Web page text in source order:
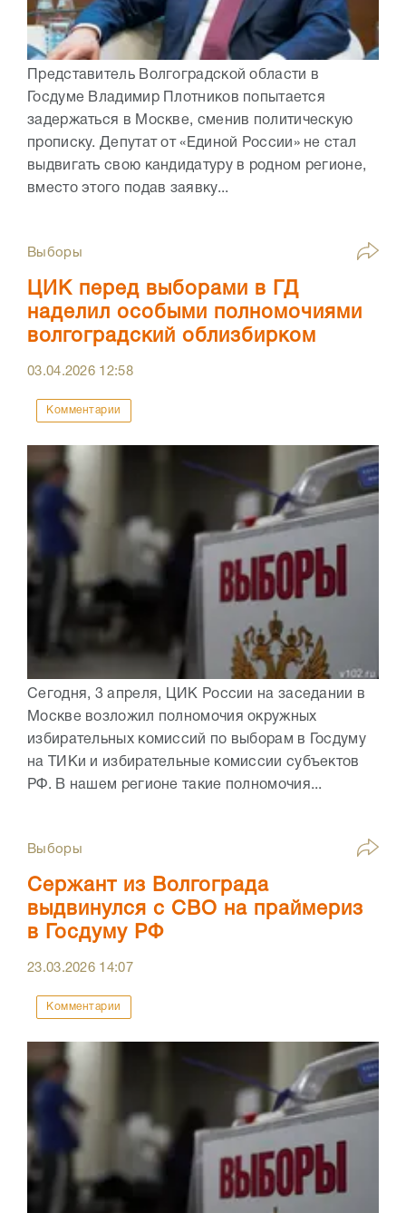
Представитель Волгоградской области в
Госдуме Владимир Плотников попытается
задержаться в Москве, сменив политическую
прописку. Депутат от «Единой России» не стал
выдвигать свою кандидатуру в родном регионе,
вместо этого подав заявку...
Выборы
ЦИК перед выборами в ГД
наделил особыми полномочиями
волгоградский облизбирком
03.04.2026 12:58
Комментарии
Сегодня, 3 апреля, ЦИК России на заседании в
Москве возложил полномочия окружных
избирательных комиссий по выборам в Госдуму
на ТИКи и избирательные комиссии субъектов
РФ. В нашем регионе такие полномочия...
Выборы
Сержант из Волгограда
выдвинулся с СВО на праймериз
в Госдуму РФ
23.03.2026 14:07
Комментарии